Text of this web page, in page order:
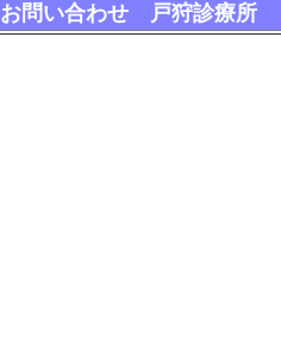
お問い合わせ 戸狩診療